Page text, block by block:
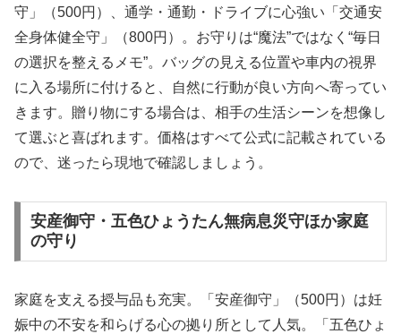
守」（500円）、通学・通勤・ドライブに心強い「交通安
全身体健全守」（800円）。お守りは“魔法”ではなく“毎日
の選択を整えるメモ”。バッグの見える位置や車内の視界
に入る場所に付けると、自然に行動が良い方向へ寄ってい
きます。贈り物にする場合は、相手の生活シーンを想像し
て選ぶと喜ばれます。価格はすべて公式に記載されている
ので、迷ったら現地で確認しましょう。
安産御守・五色ひょうたん無病息災守ほか家庭
の守り
家庭を支える授与品も充実。「安産御守」（500円）は妊
娠中の不安を和らげる心の拠り所として人気。「五色ひょ